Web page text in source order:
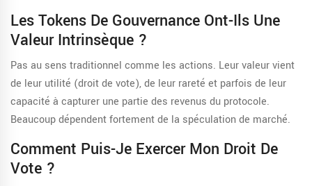
Les Tokens De Gouvernance Ont-Ils Une
Valeur Intrinsèque ?
Pas au sens traditionnel comme les actions. Leur valeur vient
de leur utilité (droit de vote), de leur rareté et parfois de leur
capacité à capturer une partie des revenus du protocole.
Beaucoup dépendent fortement de la spéculation de marché.
Comment Puis-Je Exercer Mon Droit De
Vote ?